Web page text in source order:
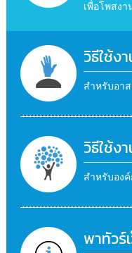
เพื่อโพสง
วิธีใช้ง
สำหรับอา
วิธีใช้ง
สำหรับอง
พาทัวร์